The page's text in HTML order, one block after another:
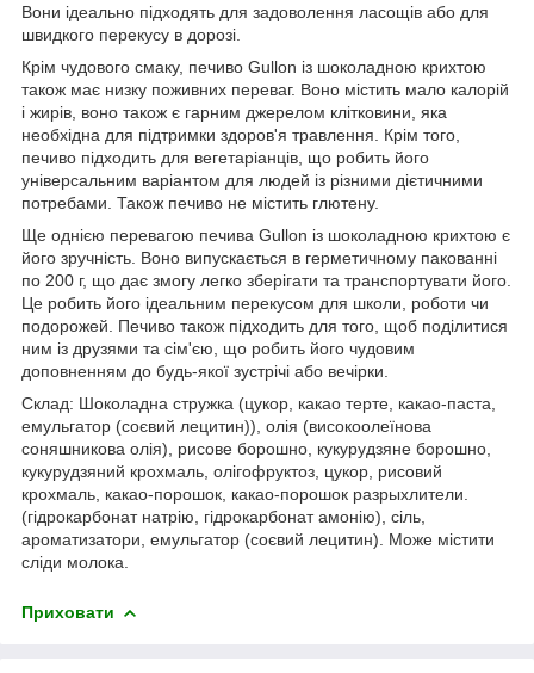
Вони ідеально підходять для задоволення ласощів або для
швидкого перекусу в дорозі.
Крім чудового смаку, печиво Gullon із шоколадною крихтою
також має низку поживних переваг. Воно містить мало калорій
і жирів, воно також є гарним джерелом клітковини, яка
необхідна для підтримки здоров'я травлення. Крім того,
печиво підходить для вегетаріанців, що робить його
універсальним варіантом для людей із різними дієтичними
потребами. Також печиво не містить глютену.
Ще однією перевагою печива Gullon із шоколадною крихтою є
його зручність. Воно випускається в герметичному пакованні
по 200 г, що дає змогу легко зберігати та транспортувати його.
Це робить його ідеальним перекусом для школи, роботи чи
подорожей. Печиво також підходить для того, щоб поділитися
ним із друзями та сім'єю, що робить його чудовим
доповненням до будь-якої зустрічі або вечірки.
Склад: Шоколадна стружка (цукор, какао терте, какао-паста,
емульгатор (соєвий лецитин)), олія (високоолеїнова
соняшникова олія), рисове борошно, кукурудзяне борошно,
кукурудзяний крохмаль, олігофруктоз, цукор, рисовий
крохмаль, какао-порошок, какао-порошок разрыхлители.
(гідрокарбонат натрію, гідрокарбонат амонію), сіль,
ароматизатори, емульгатор (соєвий лецитин). Може містити
сліди молока.
Приховати